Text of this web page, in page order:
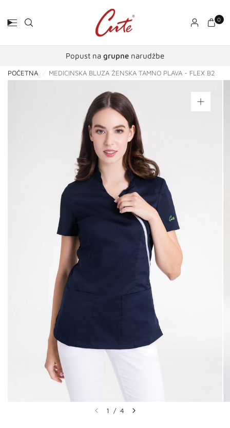
0
Popust na grupne narudžbe
POČETNA MEDICINSKA BLUZA ŽENSKA TAMNO PLAVA - FLEX B2
1 / 4